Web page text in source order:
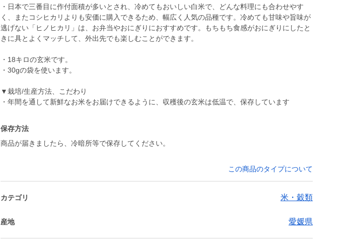
・日本で三番目に作付面積が多いとされ、冷めてもおいしい白米で、どんな料理にも合わせやす
く、またコシヒカリよりも安価に購入できるため、幅広く人気の品種です。冷めても甘味や旨味が
逃げない「ヒノヒカリ」は、お弁当やおにぎりにおすすめです。もちもち食感がおにぎりにしたと
きに具とよくマッチして、外出先でも楽しむことができます。
・18キロの玄米です。
・30gの袋を使います。
▼栽培/生産方法、こだわり
保存方法
商品が届きましたら、冷暗所等で保存してください。
この商品のタイプについて
カテゴリ 米・穀類
産地 愛媛県